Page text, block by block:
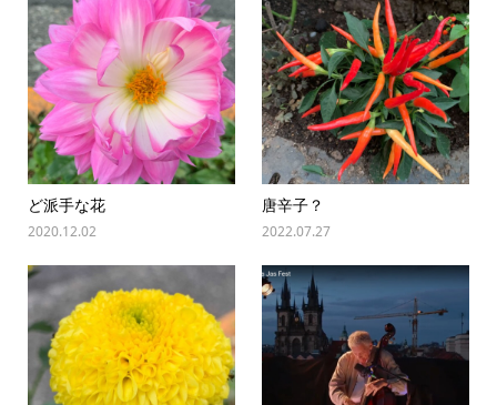
ど派手な花
2020.12.02
唐辛子？
2022.07.27